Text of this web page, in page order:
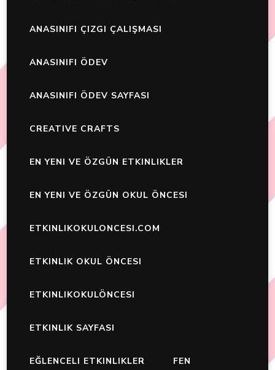
ANASINIFI ÇIZGI ÇALIŞMASI
ANASINIFI ÖDEV
ANASINIFI ÖDEV SAYFASI
CREATIVE CRAFTS
EN YENI VE ÖZGÜN ETKINLIKLER
EN YENI VE ÖZGÜN OKUL ÖNCESI
ETKINLIKOKULONCESI.COM
ETKINLIK OKUL ÖNCESI
ETKINLIKOKULÖNCESI
ETKINLIK SAYFASI
EĞLENCELI ETKINLIKLER FEN